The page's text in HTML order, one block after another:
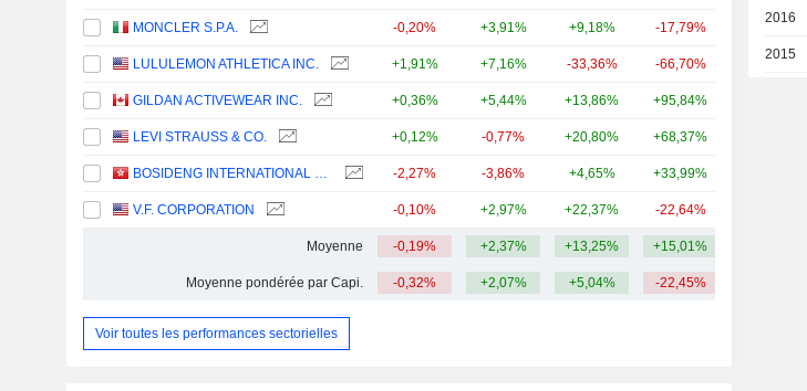
MONCLER S.P.A. -0,20% +3,91% +9,18% -17,79%
LULULEMON ATHLETICA INC. +1,91% +7,16% -33,36% -66,70%
GILDAN ACTIVEWEAR INC. +0,36% +5,44% +13,86% +95,84%
LEVI STRAUSS & CO. +0,12% -0,77% +20,80% +68,37%
BOSIDENG INTERNATIONAL HOLDINGS LIMITED -2,27% -3,86% +4,65% +33,99%
V.F. CORPORATION -0,10% +2,97% +22,37% -22,64%
Moyenne -0,19% +2,37% +13,25% +15,01%
Moyenne pondérée par Capi. -0,32% +2,07% +5,04% -22,45%
Voir toutes les performances sectorielles
2016
2015